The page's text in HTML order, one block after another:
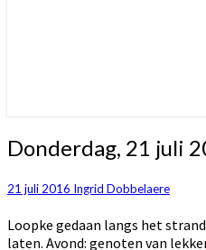
Donderdag,
21
2016
Donderdag, 21 juli
21 juli 2016 Ingrid Dobbelaere
Loopke gedaan langs het
laten. Avond: genoten van